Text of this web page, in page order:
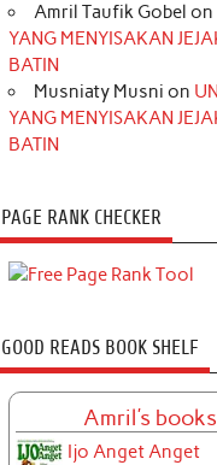
Amril Taufik Gobel on
YANG MENYISAKAN
BATIN
Musniaty Musni on
YANG MENYISAKAN
BATIN
PAGE RANK CHECKER
GOOD READS BOOK SHELF
Amril's
Ijo Anget Anget